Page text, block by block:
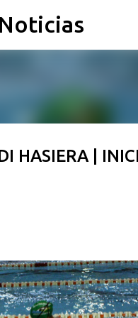
HASIERA |